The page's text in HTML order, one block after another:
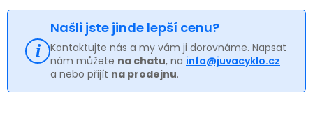
Našli jste jinde lepší cenu?
Kontaktujte nás a my vám ji dorovnáme. Napsat
nám můžete na chatu, na info@juvacyklo.cz
a nebo přijít na prodejnu.